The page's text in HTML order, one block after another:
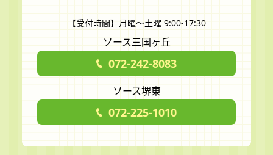
【受付時間】月曜～土曜 9:00-17:30
ソース三国ヶ丘
072-242-8083
ソース堺東
072-225-1010